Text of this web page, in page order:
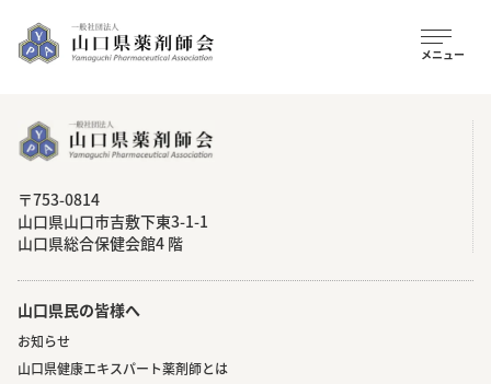
〒753-0814
⼭⼝県⼭⼝市吉敷下東3-1-1
⼭⼝県総合保健会館4 階
山口県民の皆様へ
お知らせ
山口県健康エキスパート薬剤師とは